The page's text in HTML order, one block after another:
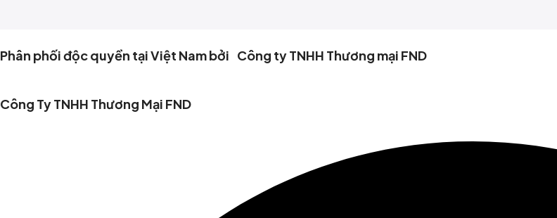
Phân phối độc quyền tại Việt Nam bởi Công ty TNHH Thương mại FND
Công Ty TNHH Thương Mại FND